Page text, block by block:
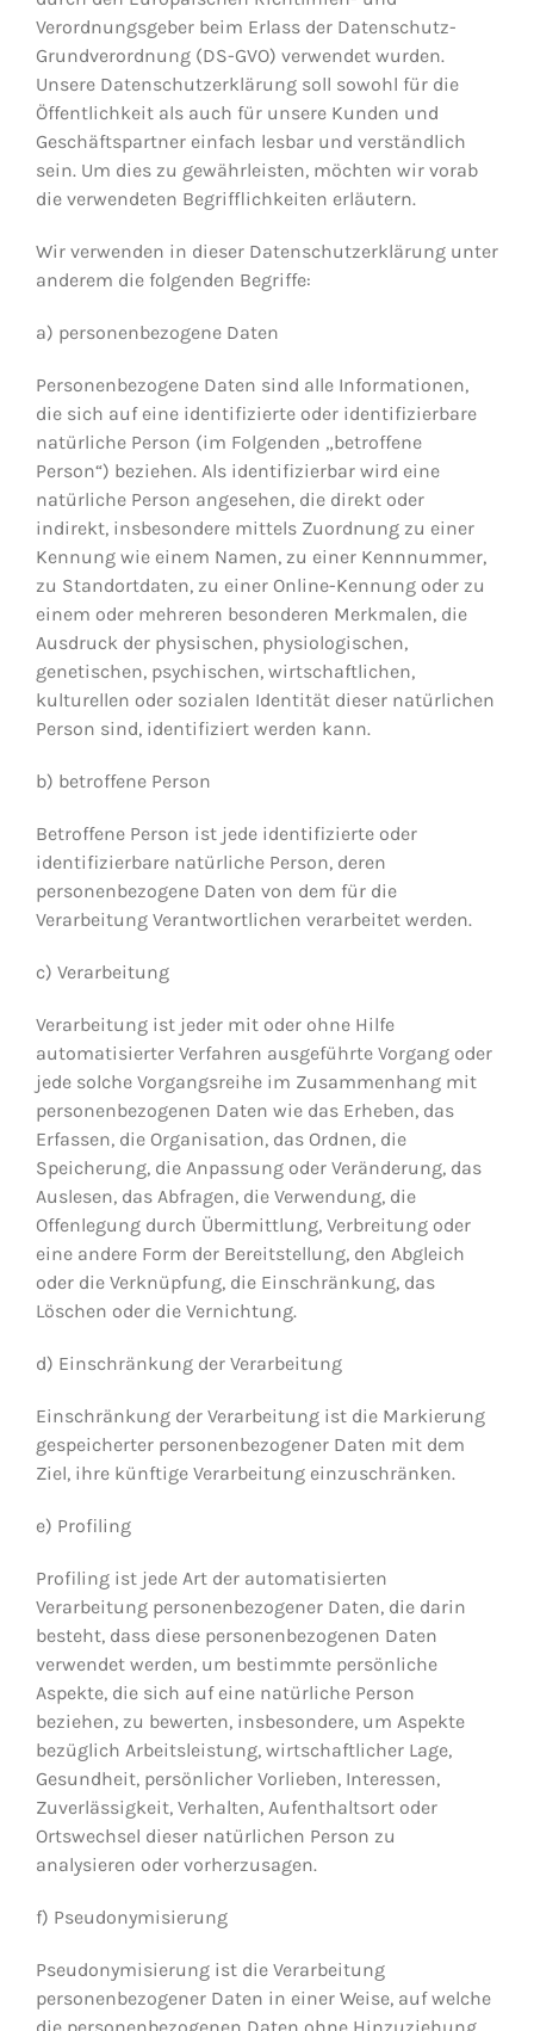
Verordnungsgeber beim Erlass der Datenschutz-
Grundverordnung (DS-GVO) verwendet wurden.
Unsere Datenschutzerklärung soll sowohl für die
Öffentlichkeit als auch für unsere Kunden und
Geschäftspartner einfach lesbar und verständlich
sein. Um dies zu gewährleisten, möchten wir vorab
die verwendeten Begrifflichkeiten erläutern.
Wir verwenden in dieser Datenschutzerklärung unter
anderem die folgenden Begriffe:
a) personenbezogene Daten
Personenbezogene Daten sind alle Informationen,
die sich auf eine identifizierte oder identifizierbare
natürliche Person (im Folgenden „betroffene
Person“) beziehen. Als identifizierbar wird eine
natürliche Person angesehen, die direkt oder
indirekt, insbesondere mittels Zuordnung zu einer
Kennung wie einem Namen, zu einer Kennnummer,
zu Standortdaten, zu einer Online-Kennung oder zu
einem oder mehreren besonderen Merkmalen, die
Ausdruck der physischen, physiologischen,
genetischen, psychischen, wirtschaftlichen,
kulturellen oder sozialen Identität dieser natürlichen
Person sind, identifiziert werden kann.
b) betroffene Person
Betroffene Person ist jede identifizierte oder
identifizierbare natürliche Person, deren
personenbezogene Daten von dem für die
Verarbeitung Verantwortlichen verarbeitet werden.
c) Verarbeitung
Verarbeitung ist jeder mit oder ohne Hilfe
automatisierter Verfahren ausgeführte Vorgang oder
jede solche Vorgangsreihe im Zusammenhang mit
personenbezogenen Daten wie das Erheben, das
Erfassen, die Organisation, das Ordnen, die
Speicherung, die Anpassung oder Veränderung, das
Auslesen, das Abfragen, die Verwendung, die
Offenlegung durch Übermittlung, Verbreitung oder
eine andere Form der Bereitstellung, den Abgleich
oder die Verknüpfung, die Einschränkung, das
Löschen oder die Vernichtung.
d) Einschränkung der Verarbeitung
Einschränkung der Verarbeitung ist die Markierung
gespeicherter personenbezogener Daten mit dem
Ziel, ihre künftige Verarbeitung einzuschränken.
e) Profiling
Profiling ist jede Art der automatisierten
Verarbeitung personenbezogener Daten, die darin
besteht, dass diese personenbezogenen Daten
verwendet werden, um bestimmte persönliche
Aspekte, die sich auf eine natürliche Person
beziehen, zu bewerten, insbesondere, um Aspekte
bezüglich Arbeitsleistung, wirtschaftlicher Lage,
Gesundheit, persönlicher Vorlieben, Interessen,
Zuverlässigkeit, Verhalten, Aufenthaltsort oder
Ortswechsel dieser natürlichen Person zu
analysieren oder vorherzusagen.
f) Pseudonymisierung
Pseudonymisierung ist die Verarbeitung
personenbezogener Daten in einer Weise, auf welche